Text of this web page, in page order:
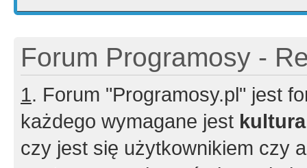
Forum Programosy -
1. Forum "Programosy.pl" jest
każdego wymagane jest
czy jest się użytkownikiem czy